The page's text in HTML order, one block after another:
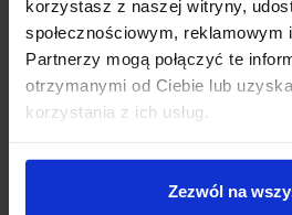
korzystasz z naszej witryny,
społecznościowym, reklamowym
Partnerzy mogą połączyć te
otrzymanymi od Ciebie lub
korzystania z ich usług.
Zezwól na
Napięcie zasilania 10 V DC
Wymiary oprawy Ø60 mm
Stopień ochrony IP20
Kolor światła biały zimny,
Moc obciążenia 0,4W (biały,
Kolor aluminium, stal, czarny,